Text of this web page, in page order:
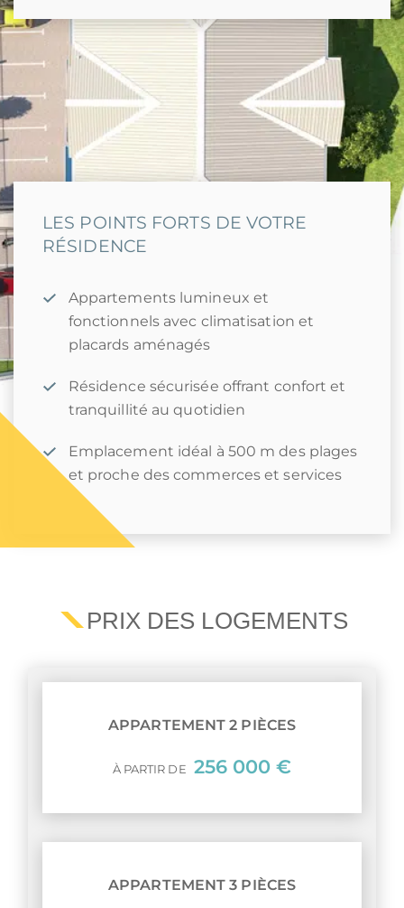
LES POINTS FORTS DE VOTRE
RÉSIDENCE
Appartements lumineux et
fonctionnels avec climatisation et
placards aménagés
Résidence sécurisée offrant confort et
tranquillité au quotidien
Emplacement idéal à 500 m des plages
et proche des commerces et services
PRIX DES LOGEMENTS
APPARTEMENT 2 PIÈCES
À PARTIR DE 256 000 €
APPARTEMENT 3 PIÈCES